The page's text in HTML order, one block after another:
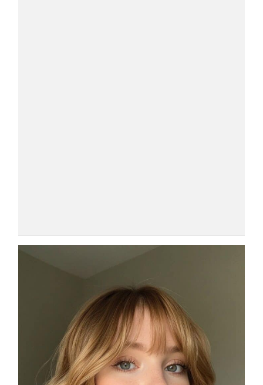
COSMOPROF WORLDWIDE BOLOGNA
Cosmprof Worldwide Bologna
presenta THE BEAUTY &
WELLNESS CONGRESS 2022: I